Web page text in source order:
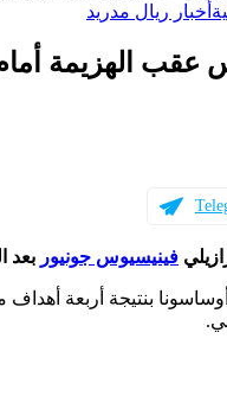
أخبار ريال مدريد
الهزيمة
فينيسيوس جونيور بعد
بنتيجة أربعة